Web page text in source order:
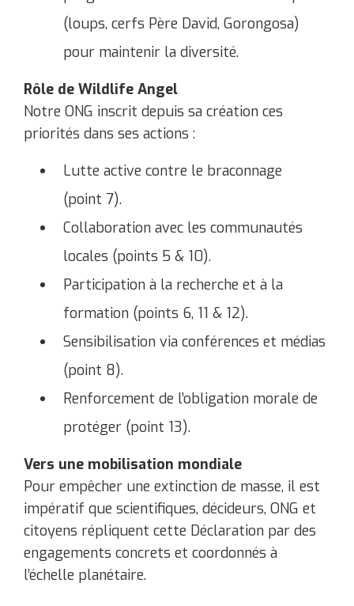
(loups, cerfs Père David, Gorongosa)
pour maintenir la diversité.
Rôle de Wildlife Angel
Notre ONG inscrit depuis sa création ces
priorités dans ses actions :
Lutte active contre le braconnage
(point 7).
Collaboration avec les communautés
locales (points 5 & 10).
Participation à la recherche et à la
formation (points 6, 11 & 12).
Sensibilisation via conférences et médias
(point 8).
Renforcement de l’obligation morale de
protéger (point 13).
Vers une mobilisation mondiale
Pour empêcher une extinction de masse, il est
impératif que scientifiques, décideurs, ONG et
citoyens répliquent cette Déclaration par des
engagements concrets et coordonnés à
l’échelle planétaire.